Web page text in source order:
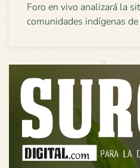
Foro en vivo analizará la
comunidades indígenas de